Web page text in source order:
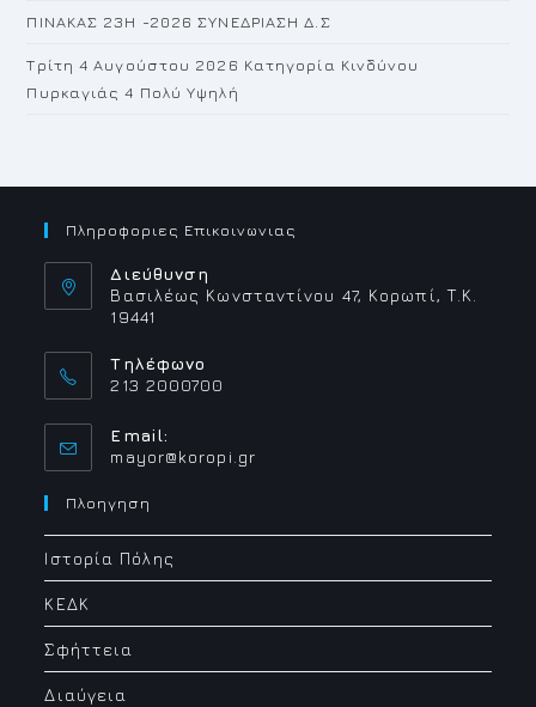
ΠΙΝΑΚΑΣ 23H -2026 ΣΥΝΕΔΡΙΑΣΗ Δ.Σ
Τρίτη 4 Αυγούστου 2026 Κατηγορία Κινδύνου
Πυρκαγιάς 4 Πολύ Υψηλή
Πληροφοριες Επικοινωνιας
Διεύθυνση
Βασιλέως Κωνσταντίνου 47, Κορωπί, Τ.Κ.
19441
Τηλέφωνο
213 2000700
Email:
mayor@koropi.grOpens
Πλοηγηση
Ιστορία Πόλης
ΚΕΔΚ
Σφήττεια
Διαύγεια